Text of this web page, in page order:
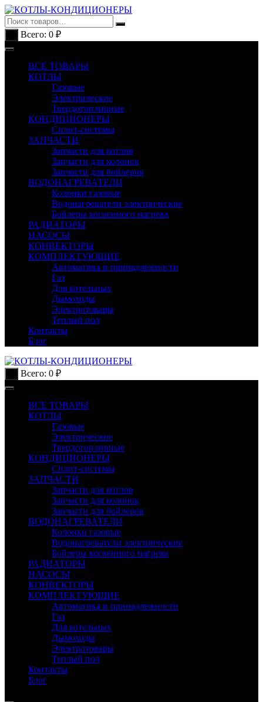
Перейти
к
содержимому
Всего: 0 ₽
ВСЕ ТОВАРЫ
КОТЛЫ
Газовые
Электрические
Твердотопливные
КОНДИЦИОНЕРЫ
Сплит-системы
ЗАПЧАСТИ
Запчасти для котлов
Запчасти для колонок
Запчасти для бойлеров
ВОДОНАГРЕВАТЕЛИ
Колонки газовые
Водонагреватели электрические
Бойлеры косвенного нагрева
РАДИАТОРЫ
НАСОСЫ
КОНВЕКТОРЫ
КОМПЛЕКТУЮЩИЕ
Автоматика и принадлежности
Газ
Для котельных
Дымоходы
Электротовары
Теплый пол
Контакты
Блог
Всего: 0 ₽
ВСЕ ТОВАРЫ
КОТЛЫ
Газовые
Электрические
Твердотопливные
КОНДИЦИОНЕРЫ
Сплит-системы
ЗАПЧАСТИ
Запчасти для котлов
Запчасти для колонок
Запчасти для бойлеров
ВОДОНАГРЕВАТЕЛИ
Колонки газовые
Водонагреватели электрические
Бойлеры косвенного нагрева
РАДИАТОРЫ
НАСОСЫ
КОНВЕКТОРЫ
КОМПЛЕКТУЮЩИЕ
Автоматика и принадлежности
Газ
Для котельных
Дымоходы
Электротовары
Теплый пол
Контакты
Блог